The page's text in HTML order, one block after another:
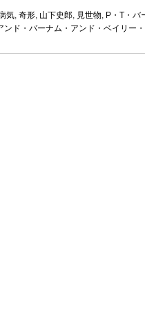
気, 奇形, 山下史郎, 見世物, P・T・バ
ンド・バーナム・アンド・ベイリー